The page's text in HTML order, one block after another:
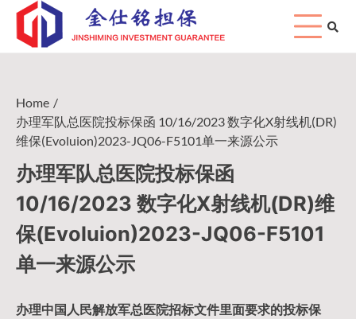
Skip
content
Home
办理军队总医院投标保函 10/16/2023 数字化X射线机(DR)
维保(Evoluion)2023-JQ06-F5101单一来源公示
办理军队总医院投标保函
10/16/2023 数字化X射线机(DR)维
保(Evoluion)2023-JQ06-F5101
单一来源公示
办理中国人民解放军总医院招标文件里面要求的投标保